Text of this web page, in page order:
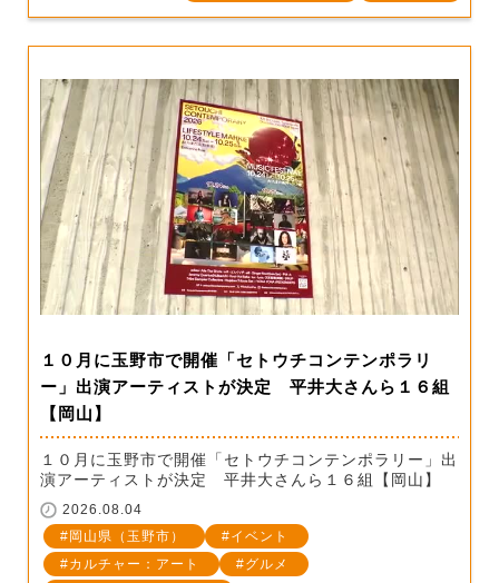
１０月に玉野市で開催「セトウチコンテンポラリ
ー」出演アーティストが決定 平井大さんら１６組
【岡山】
１０月に玉野市で開催「セトウチコンテンポラリー」出
演アーティストが決定 平井大さんら１６組【岡山】
2026.08.04
岡山県（玉野市）
イベント
カルチャー：アート
グルメ